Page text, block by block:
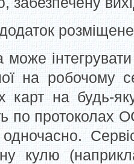
на робочому
карт на будь-
по протоколах
кулю